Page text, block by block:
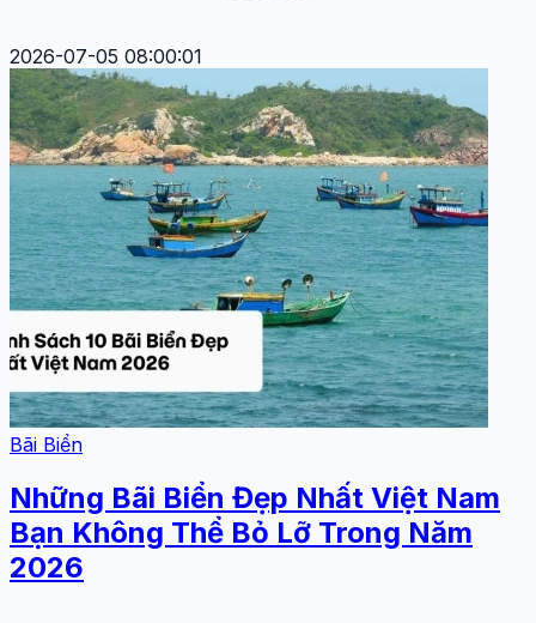
2026-07-05 08:00:01
Bãi Biển
Những Bãi Biển Đẹp Nhất Việt Nam
Bạn Không Thể Bỏ Lỡ Trong Năm
2026